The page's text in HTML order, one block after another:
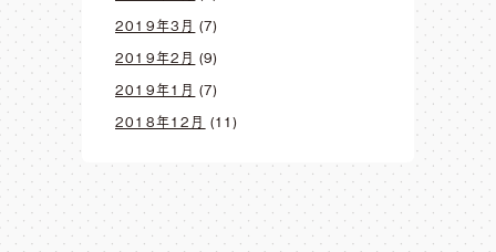
2019年3月 (7)
2019年2月 (9)
2019年1月 (7)
2018年12月 (11)